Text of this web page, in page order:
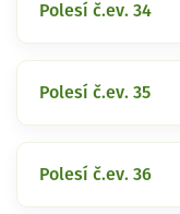
Polesí č.ev. 34
Polesí č.ev. 35
Polesí č.ev. 36